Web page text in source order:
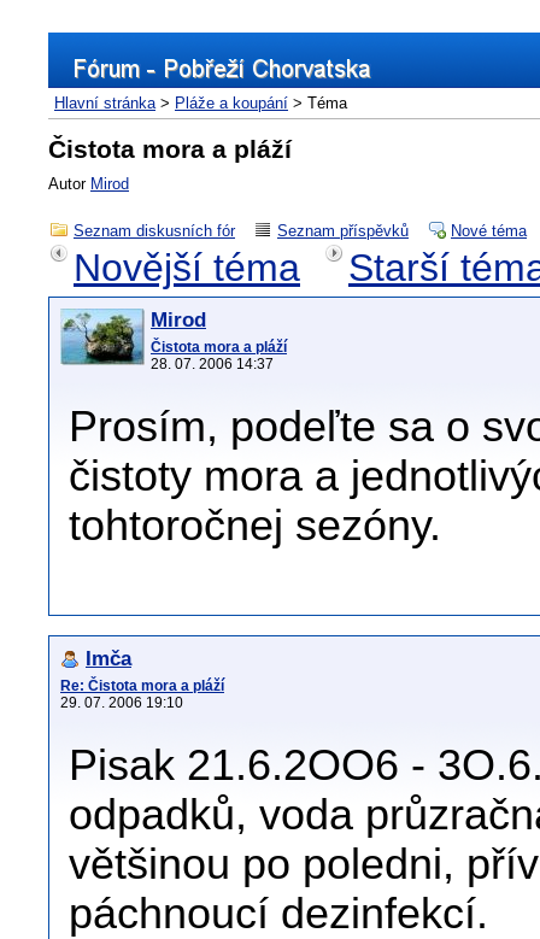
Hlavní stránka> Pláže a koupání > Téma
Čistota mora a pláží
Autor Mirod
Seznam diskusních fór Seznam příspěvků Nové téma
Novější téma Starší
Mirod
Čistota mora a pláží
28. 07. 2006 14:37
Prosím, podeľte sa o
čistoty mora a
tohtoročnej sezóny.
Imča
Re: Čistota mora a pláží
29. 07. 2006 19:10
Pisak 21.6.2OO6 -
odpadků, voda
většinou po poledni,
páchnoucí dezinfekcí.